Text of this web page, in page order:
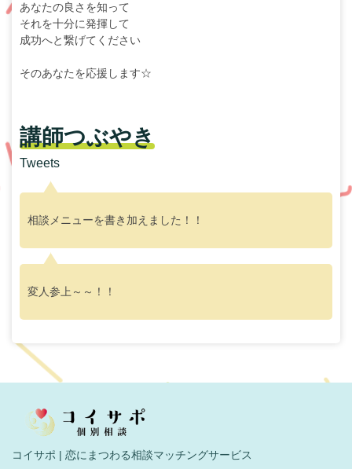
あなたの良さを知って
それを十分に発揮して
成功へと繋げてください
そのあなたを応援します☆
講師つぶやき
Tweets
相談メニューを書き加えました！！
変人参上～～！！
コイサポ | 恋にまつわる相談マッチングサービス